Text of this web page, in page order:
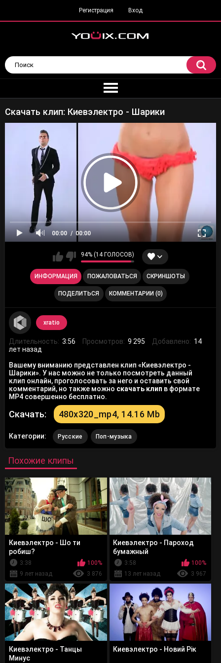
Регистрация Вход
Скачать клип: Киевэлектро - Шарики
00:00 00:00
94% (14 ГОЛОСОВ)
ИНФОРМАЦИЯ ПОЖАЛОВАТЬСЯ СКРИНШОТЫ
ПОДЕЛИТЬСЯ КОММЕНТАРИИ (0)
xratio
Длительность: 3:56 Просмотров: 9 295 Добавлено: 14
лет назад
Вашему вниманию представлен клип «Киевэлектро -
Шарики». У нас можно не только посмотреть данный
клип онлайн, проголосовать за него и оставить свой
комментарий, но также можно скачать клип в формате
MP4 совершенно бесплатно.
Скачать: 480x320_mp4, 14.16 Mb
Категории: Русские Поп-музыка
Похожие клипы
Киевэлектро - Шо ти
робиш?
3:38
100%
9 лет назад
3 876
Киевэлектро - Пароход
бумажный
3:58
100%
13 лет назад
3 967
Киевэлектро - Танцы
Минус
Киевэлектро - Новий Рік